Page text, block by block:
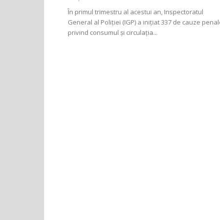
În primul trimestru al acestui an, Inspectoratul
General al Poliției (IGP) a inițiat 337 de cauze
privind consumul și circulația...